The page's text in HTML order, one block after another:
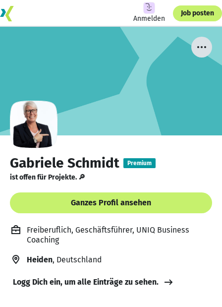
Anmelden
Job posten
Gabriele Schmidt Premium
ist offen für Projekte. 🔎
Ganzes Profil ansehen
Freiberuflich, Geschäftsführer, UNIQ Business
Coaching
Heiden, Deutschland
Logg Dich ein, um alle Einträge zu sehen.